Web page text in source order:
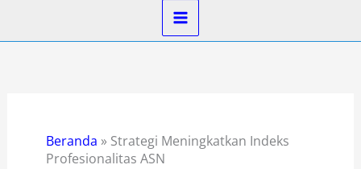
Beranda » Strategi Meningkatkan Indeks
Profesionalitas ASN